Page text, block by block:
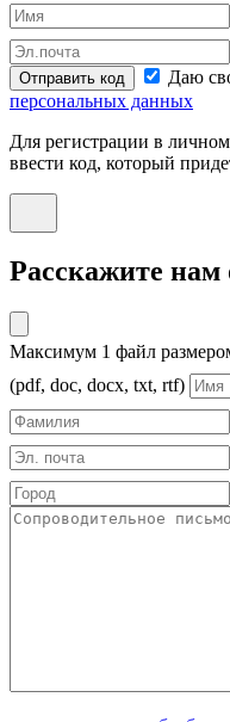
Отправить код Даю
персональных данных
Для регистрации в
ввести код, который
Расскажите нам
Максимум 1 файл
(pdf, doc, docx, txt, rtf)